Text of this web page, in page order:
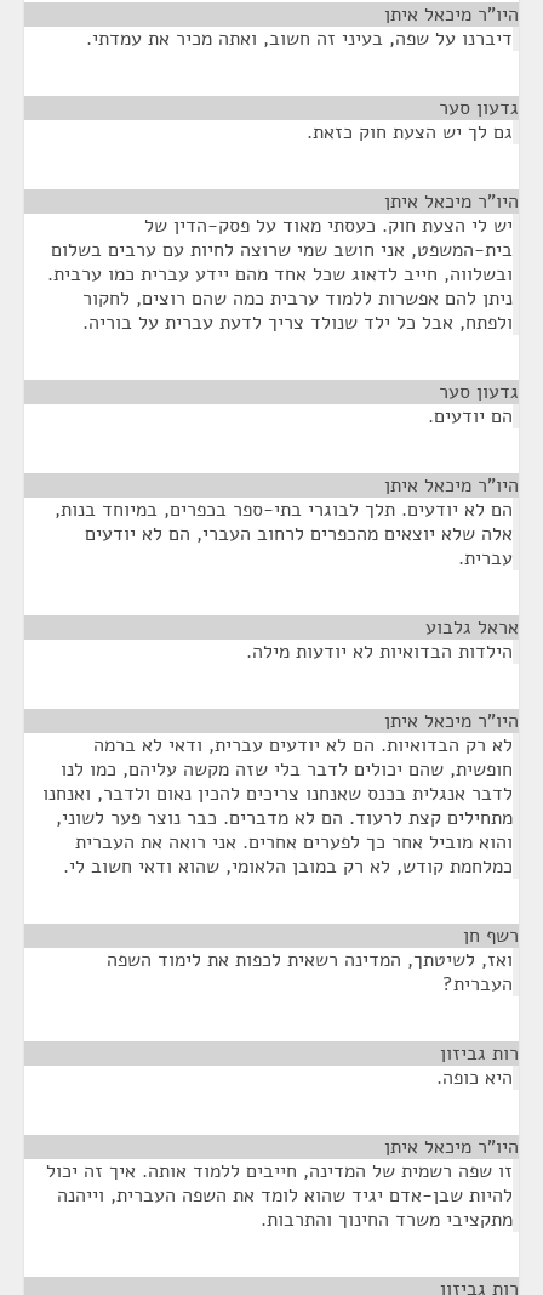
היו"ר מיכאל איתן
דיברנו על שפה, בעיני זה חשוב, ואתה מכיר את עמדתי.
גדעון סער
גם לך יש הצעת חוק כזאת.
היו"ר מיכאל איתן
יש לי הצעת חוק. כעסתי מאוד על פסק-הדין של
בית-המשפט, אני חושב שמי שרוצה לחיות עם ערבים בשלום
ובשלווה, חייב לדאוג שכל אחד מהם יידע עברית כמו ערבית.
ניתן להם אפשרות ללמוד ערבית כמה שהם רוצים, לחקור
ולפתח, אבל כל ילד שנולד צריך לדעת עברית על בוריה.
גדעון סער
הם יודעים.
היו"ר מיכאל איתן
הם לא יודעים. תלך לבוגרי בתי-ספר בכפרים, במיוחד בנות,
אלה שלא יוצאים מהכפרים לרחוב העברי, הם לא יודעים
עברית.
אראל גלבוע
הילדות הבדואיות לא יודעות מילה.
היו"ר מיכאל איתן
לא רק הבדואיות. הם לא יודעים עברית, ודאי לא ברמה
חופשית, שהם יכולים לדבר בלי שזה מקשה עליהם, כמו לנו
לדבר אנגלית בכנס שאנחנו צריכים להכין נאום ולדבר, ואנחנו
מתחילים קצת לרעוד. הם לא מדברים. כבר נוצר פער לשוני,
והוא מוביל אחר כך לפערים אחרים. אני רואה את העברית
כמלחמת קודש, לא רק במובן הלאומי, שהוא ודאי חשוב לי.
רשף חן
ואז, לשיטתך, המדינה רשאית לכפות את לימוד השפה
העברית?
רות גביזון
היא כופה.
היו"ר מיכאל איתן
זו שפה רשמית של המדינה, חייבים ללמוד אותה. איך זה יכול
להיות שבן-אדם יגיד שהוא לומד את השפה העברית, וייהנה
מתקציבי משרד החינוך והתרבות.
רות גביזון